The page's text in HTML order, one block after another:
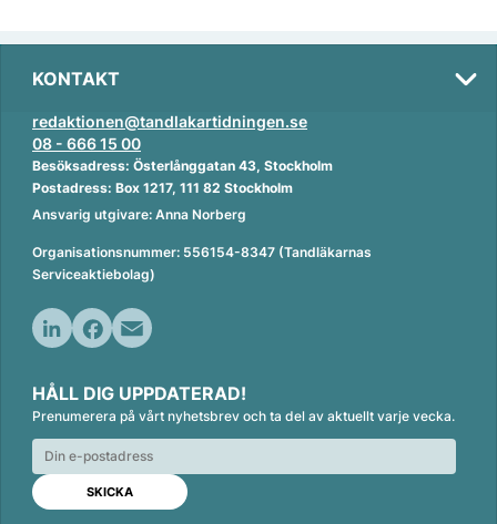
KONTAKT
redaktionen@tandlakartidningen.se
08 - 666 15 00
Besöksadress: Österlånggatan 43, Stockholm
Postadress: Box 1217, 111 82 Stockholm
Ansvarig utgivare: Anna Norberg
Organisationsnummer: 556154-8347 (Tandläkarnas
Serviceaktiebolag)
n
k
e
d
n
c
e
b
o
o
k
a
i
l
HÅLL DIG UPPDATERAD!
Prenumerera på vårt nyhetsbrev och ta del av aktuellt varje vecka.